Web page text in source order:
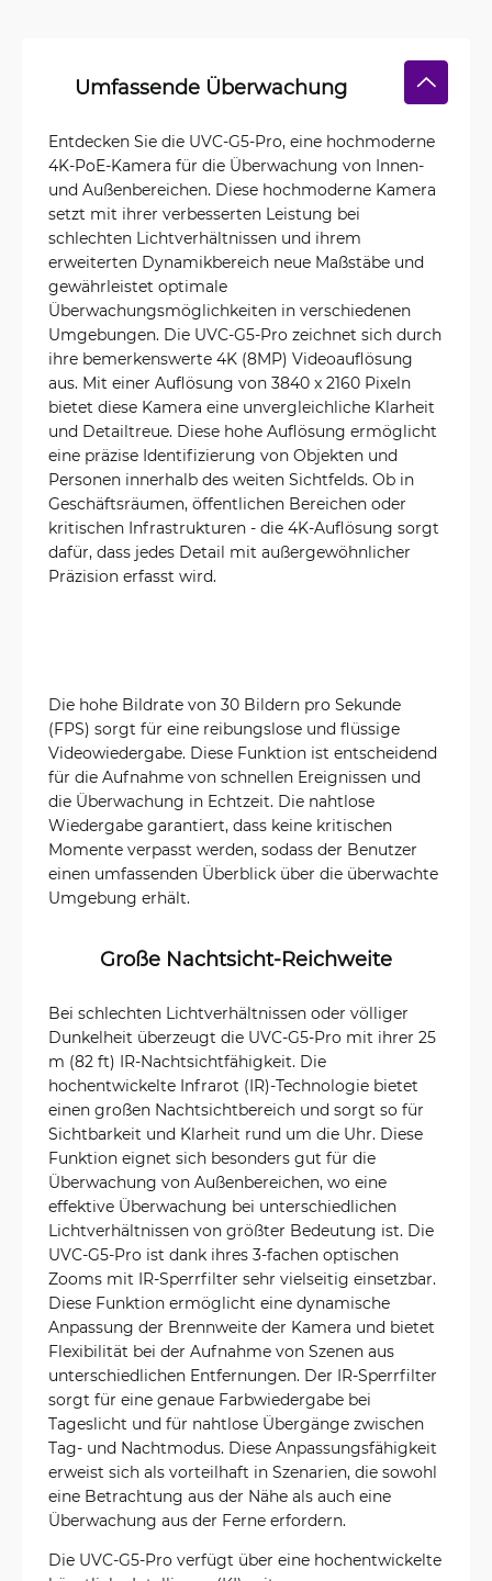
Umfassende Überwachung
Entdecken Sie die UVC-G5-Pro, eine hochmoderne
4K-PoE-Kamera für die Überwachung von Innen-
und Außenbereichen. Diese hochmoderne Kamera
setzt mit ihrer verbesserten Leistung bei
schlechten Lichtverhältnissen und ihrem
erweiterten Dynamikbereich neue Maßstäbe und
gewährleistet optimale
Überwachungsmöglichkeiten in verschiedenen
Umgebungen. Die UVC-G5-Pro zeichnet sich durch
ihre bemerkenswerte 4K (8MP) Videoauflösung
aus. Mit einer Auflösung von 3840 x 2160 Pixeln
bietet diese Kamera eine unvergleichliche Klarheit
und Detailtreue. Diese hohe Auflösung ermöglicht
eine präzise Identifizierung von Objekten und
Personen innerhalb des weiten Sichtfelds. Ob in
Geschäftsräumen, öffentlichen Bereichen oder
kritischen Infrastrukturen - die 4K-Auflösung sorgt
dafür, dass jedes Detail mit außergewöhnlicher
Präzision erfasst wird.
Die hohe Bildrate von 30 Bildern pro Sekunde
(FPS) sorgt für eine reibungslose und flüssige
Videowiedergabe. Diese Funktion ist entscheidend
für die Aufnahme von schnellen Ereignissen und
die Überwachung in Echtzeit. Die nahtlose
Wiedergabe garantiert, dass keine kritischen
Momente verpasst werden, sodass der Benutzer
einen umfassenden Überblick über die überwachte
Umgebung erhält.
Große Nachtsicht-Reichweite
Bei schlechten Lichtverhältnissen oder völliger
Dunkelheit überzeugt die UVC-G5-Pro mit ihrer 25
m (82 ft) IR-Nachtsichtfähigkeit. Die
hochentwickelte Infrarot (IR)-Technologie bietet
einen großen Nachtsichtbereich und sorgt so für
Sichtbarkeit und Klarheit rund um die Uhr. Diese
Funktion eignet sich besonders gut für die
Überwachung von Außenbereichen, wo eine
effektive Überwachung bei unterschiedlichen
Lichtverhältnissen von größter Bedeutung ist. Die
UVC-G5-Pro ist dank ihres 3-fachen optischen
Zooms mit IR-Sperrfilter sehr vielseitig einsetzbar.
Diese Funktion ermöglicht eine dynamische
Anpassung der Brennweite der Kamera und bietet
Flexibilität bei der Aufnahme von Szenen aus
unterschiedlichen Entfernungen. Der IR-Sperrfilter
sorgt für eine genaue Farbwiedergabe bei
Tageslicht und für nahtlose Übergänge zwischen
Tag- und Nachtmodus. Diese Anpassungsfähigkeit
erweist sich als vorteilhaft in Szenarien, die sowohl
eine Betrachtung aus der Nähe als auch eine
Überwachung aus der Ferne erfordern.
Die UVC-G5-Pro verfügt über eine hochentwickelte